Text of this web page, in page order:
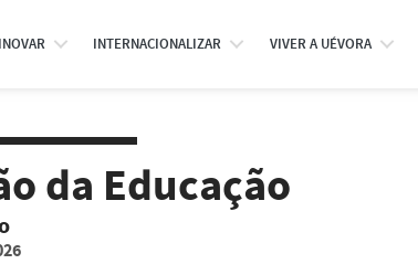
INOVAR INTERNACIONALIZAR VIVER A UÉVORA
da Educação